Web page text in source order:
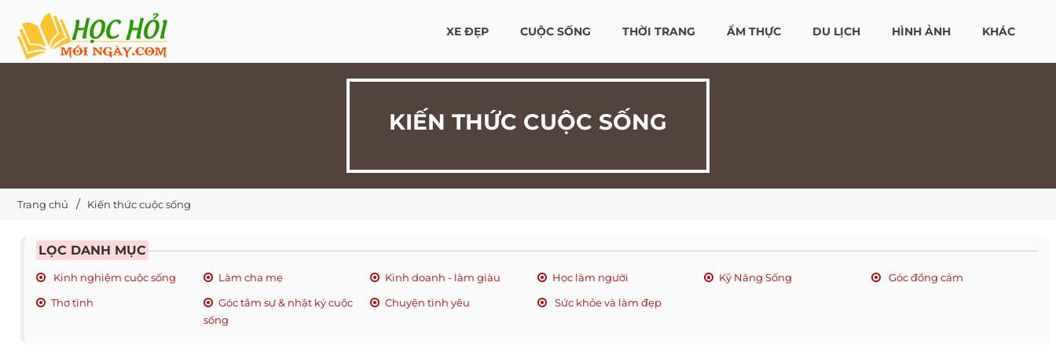
XE ĐẸP CUỘC SỐNG THỜI TRANG ẨM THỰC DU LỊCH HÌNH ẢNH KHÁC
KIẾN THỨC CUỘC SỐNG
Trang chủ Kiến thức cuộc sống
LỌC DANH MỤC
Kinh nghiệm cuộc sống Làm cha mẹ Kinh doanh - làm giàu Học làm người Kỹ Năng Sống
Góc đồng cảm
Thơ tình
Góc tâm sự & nhật ký cuộc
sống
Chuyện tình yêu Sức khỏe và làm đẹp